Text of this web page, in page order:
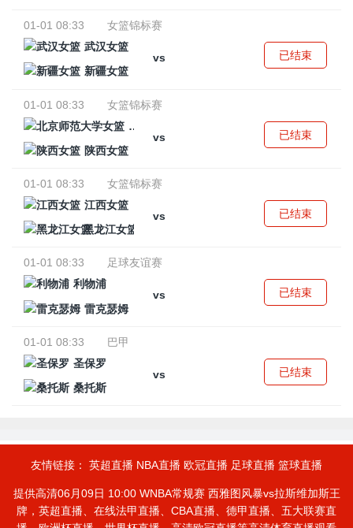
01-01 08:33
女篮锦标赛
武汉女篮
vs
新疆女篮
已结束
01-01 08:33
女篮锦标赛
北京师范大学女篮
vs
陕西女篮
已结束
01-01 08:33
女篮锦标赛
江西女篮
vs
黑龙江女篮
已结束
01-01 08:33
足球友谊赛
利物浦
vs
雷克瑟姆
已结束
01-01 08:33
巴甲
圣保罗
vs
桑托斯
已结束
友情链接： 英超直播 NBA直播 欧冠直播 足球直播 篮球直播
提供高清06月09日 10:00 WNBA常规赛 西雅图风暴vs拉斯维加斯王
牌，英超直播、在线法甲直播、CBA直播、德甲直播、五大联赛直